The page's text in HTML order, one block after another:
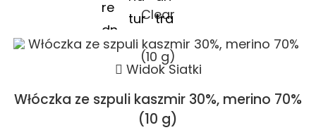
Clear
Widok Siatki
Włóczka ze szpuli kaszmir 30%, merino 70%
(10 g)